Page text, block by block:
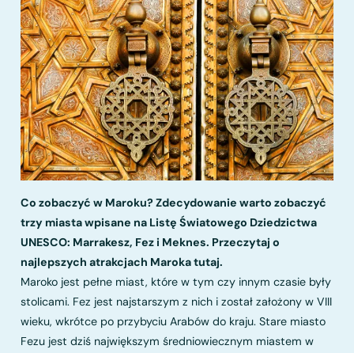
Co zobaczyć w Maroku? Zdecydowanie warto zobaczyć
trzy miasta wpisane na Listę Światowego Dziedzictwa
UNESCO: Marrakesz, Fez i Meknes. Przeczytaj o
najlepszych atrakcjach Maroka tutaj.
Maroko jest pełne miast, które w tym czy innym czasie były
stolicami. Fez jest najstarszym z nich i został założony w VIII
wieku, wkrótce po przybyciu Arabów do kraju. Stare miasto
Fezu jest dziś największym średniowiecznym miastem w